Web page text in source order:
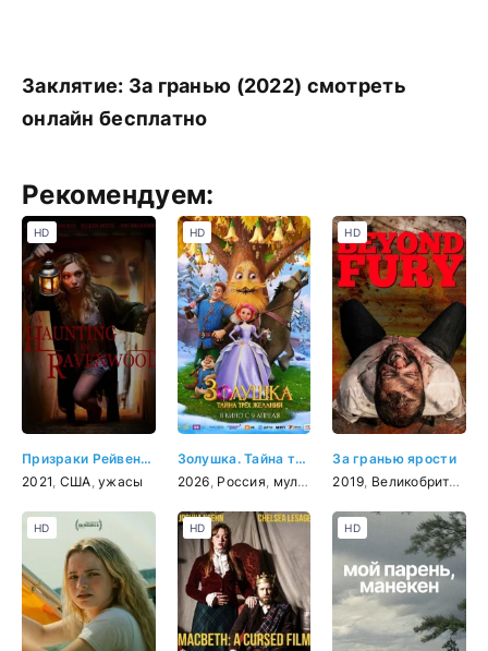
Заклятие: За гранью (2022) смотреть
онлайн бесплатно
Рекомендуем:
Призраки Рейвенвуда
2021 США ,ужасы
HD
Золушка. Тайна трёх желаний
2026 Россия мультфильм ,фэнтези
HD
За гранью ярости
2019 Великобритания
HD
HD HD HD